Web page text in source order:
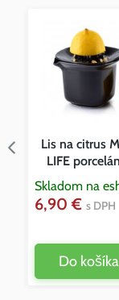
Lis na citrus
LIFE
Skladom na
6,90 € s DPH
Do košíka